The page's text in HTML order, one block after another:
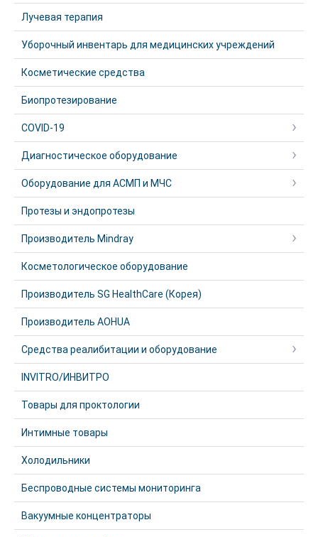
Лучевая терапия
Уборочный инвентарь для медицинских учреждений
Косметические средства
Биопротезирование
COVID-19
Диагностическое оборудование
Оборудование для АСМП и МЧС
Протезы и эндопротезы
Производитель Mindray
Косметологическое оборудование
Производитель SG HealthCare (Корея)
Производитель AOHUA
Средства реалибитации и оборудование
INVITRO/ИНВИТРО
Товары для проктологии
Интимные товары
Холодильники
Беспроводные системы мониторинга
Вакуумные концентраторы